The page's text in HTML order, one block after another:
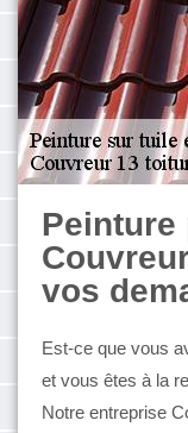
Peinture
vos
Est-ce que vous
et vous êtes à la
Notre entreprise